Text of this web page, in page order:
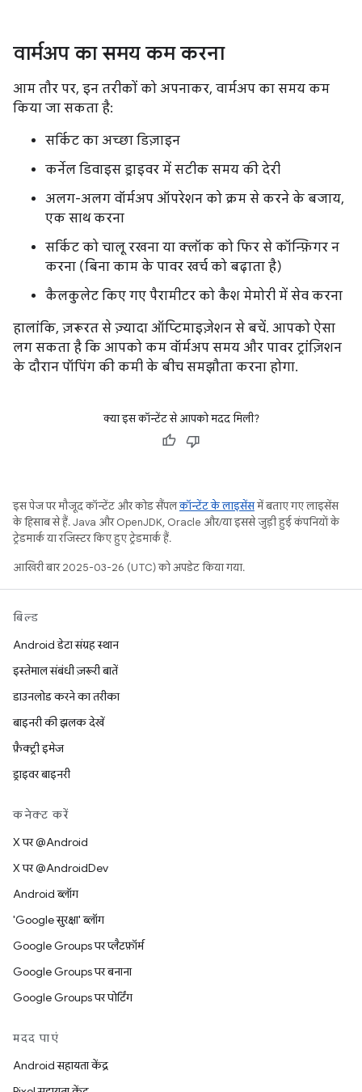
वार्मअप का समय कम करना
आम तौर पर, इन तरीकों को अपनाकर, वार्मअप का समय कम
किया जा सकता है:
सर्किट का अच्छा डिज़ाइन
कर्नेल डिवाइस ड्राइवर में सटीक समय की देरी
अलग-अलग वॉर्मअप ऑपरेशन को क्रम से करने के बजाय,
एक साथ करना
सर्किट को चालू रखना या क्लॉक को फिर से कॉन्फ़िगर न
करना (बिना काम के पावर खर्च को बढ़ाता है)
कैलकुलेट किए गए पैरामीटर को कैश मेमोरी में सेव करना
हालांकि, ज़रूरत से ज़्यादा ऑप्टिमाइज़ेशन से बचें. आपको ऐसा
लग सकता है कि आपको कम वॉर्मअप समय और पावर ट्रांज़िशन
के दौरान पॉपिंग की कमी के बीच समझौता करना होगा.
क्या इस कॉन्टेंट से आपको मदद मिली?
इस पेज पर मौजूद कॉन्टेंट और कोड सैंपलकॉन्टेंट के लाइसेंसमें बताए गए लाइसेंस
के हिसाब से हैं. Java और OpenJDK, Oracle और/या इससे जुड़ी हुई कंपनियों के
ट्रेडमार्क या रजिस्टर किए हुए ट्रेडमार्क हैं.
आखिरी बार 2025-03-26 (UTC) को अपडेट किया गया.
बिल्ड
Android डेटा संग्रह स्थान
इस्तेमाल संबंधी ज़रूरी बातें
डाउनलोड करने का तरीका
बाइनरी की झलक देखें
फ़ैक्ट्री इमेज
ड्राइवर बाइनरी
कनेक्ट करें
X पर @Android
X पर @AndroidDev
Android ब्लॉग
'Google सुरक्षा' ब्लॉग
Google Groups पर प्लैटफ़ॉर्म
Google Groups पर बनाना
Google Groups पर पोर्टिंग
मदद पाएं
Android सहायता केंद्र